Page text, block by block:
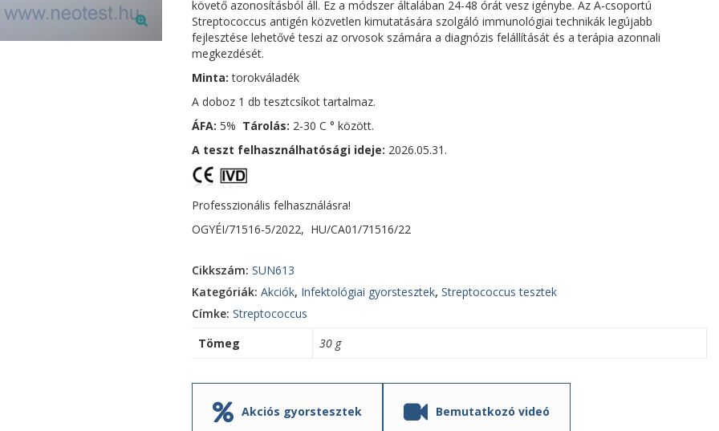
követő azonosításból áll. Ez a módszer általában 24-48 órát vesz igénybe. Az A-csoportú
Streptococcus antigén közvetlen kimutatására szolgáló immunológiai technikák legújabb
fejlesztése lehetővé teszi az orvosok számára a diagnózis felállítását és a terápia azonnali
megkezdését.
Minta: torokváladék
A doboz 1 db tesztcsíkot tartalmaz.
ÁFA: 5% Tárolás: 2-30 C ° között.
A teszt felhasználhatósági ideje: 2026.05.31.
Professzionális felhasználásra!
OGYÉI/71516-5/2022, HU/CA01/71516/22
Cikkszám: SUN613
Kategóriák: Akciók, Infektológiai gyorstesztek, Streptococcus tesztek
Címke: Streptococcus
Tömeg
30 g
Akciós gyorstesztek Bemutatkozó videó